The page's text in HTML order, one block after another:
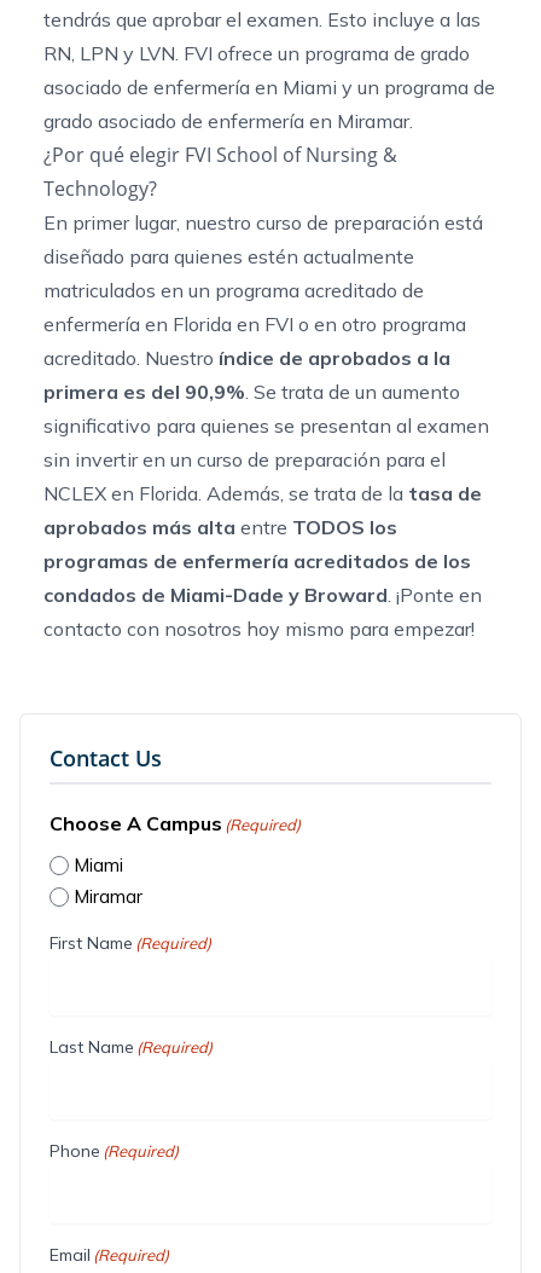
tendrás que aprobar el examen. Esto incluye a las
RN, LPN y LVN. FVI ofrece un programa de grado
asociado de enfermería en Miami y un programa de
grado asociado de enfermería en Miramar.
¿Por qué elegir FVI School of Nursing &
Technology?
En primer lugar, nuestro curso de preparación está
diseñado para quienes estén actualmente
matriculados en un programa acreditado de
enfermería en Florida en FVI o en otro programa
acreditado. Nuestro índice de aprobados a la
primera es del 90,9% . Se trata de un aumento
significativo para quienes se presentan al examen
sin invertir en un curso de preparación para el
NCLEX en Florida . Además, se trata de la tasa de
aprobados más alta entre TODOS los
programas de enfermería acreditados de los
condados de Miami-Dade y Broward . ¡Ponte en
contacto con nosotros hoy mismo para empezar!
Contact Us
Choose A Campus (Required)
Miami
Miramar
First Name (Required)
Last Name (Required)
Phone (Required)
Email (Required)